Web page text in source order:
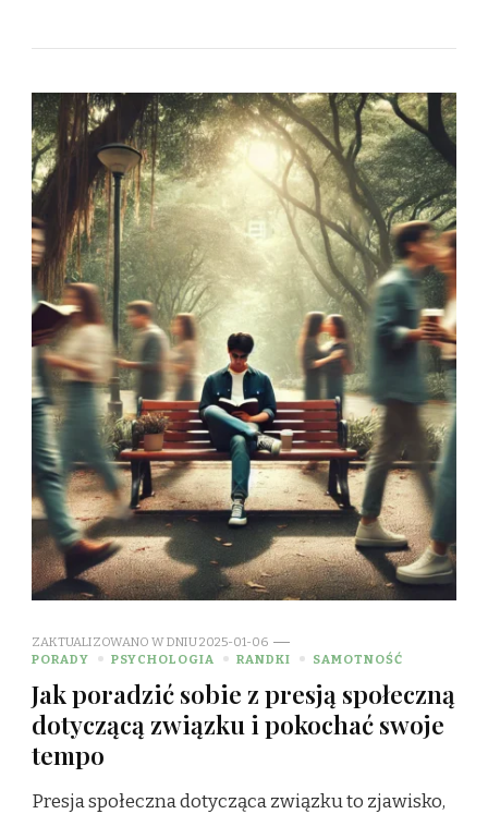
ZAKTUALIZOWANO W DNIU2025-01-06
PORADY
PSYCHOLOGIA RANDKI SAMOTNOŚĆ
Jak poradzić sobie z presją społeczną
dotyczącą związku i pokochać swoje
tempo
Presja społeczna dotycząca związku to zjawisko,